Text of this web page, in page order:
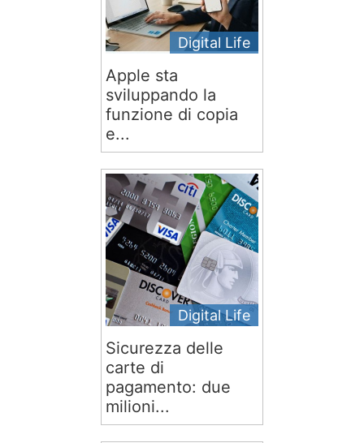
Digital Life
Apple sta
sviluppando la
funzione di copia
e...
Digital Life
Sicurezza delle
carte di
pagamento: due
milioni...